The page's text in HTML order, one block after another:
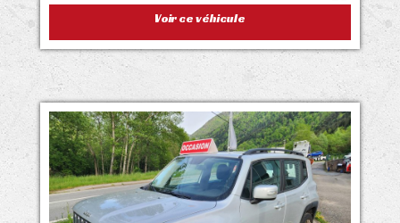
Voir ce véhicule